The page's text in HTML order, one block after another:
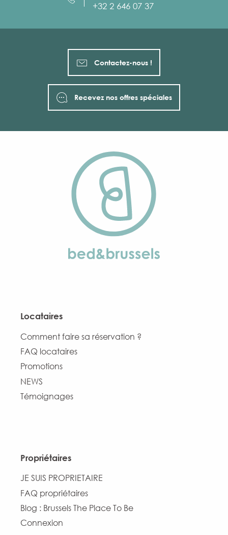
+32 2 646 07 37
Contactez-nous !
Recevez nos offres spéciales
Locataires
Comment faire sa réservation ?
FAQ locataires
Promotions
NEWS
Témoignages
Propriétaires
JE SUIS PROPRIETAIRE
FAQ propriétaires
Blog : Brussels The Place To Be
Connexion